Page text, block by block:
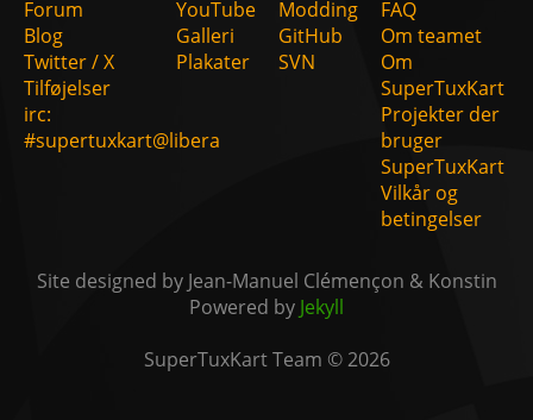
Forum
Blog
Twitter / X
Tilføjelser
irc:
#supertuxkart@libera
YouTube
Galleri
Plakater
Modding
GitHub
SVN
FAQ
Om teamet
Om
SuperTuxKart
Projekter der
bruger
SuperTuxKart
Vilkår og
betingelser
Site designed by Jean-Manuel Clémençon & Konstin
Powered by Jekyll
SuperTuxKart Team © 2026